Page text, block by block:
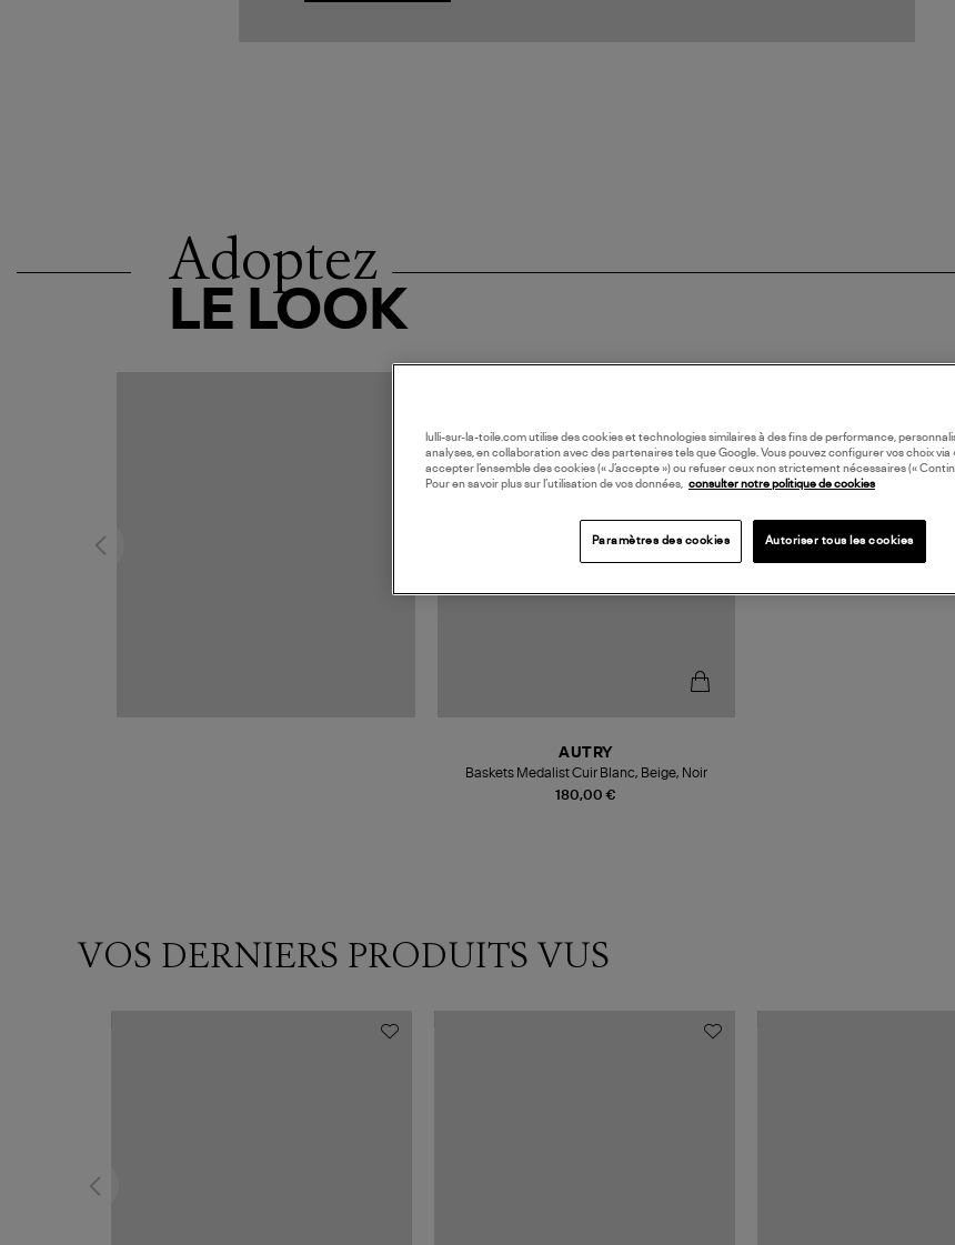
Adoptez
LE LOOK
180,00 €
AUTRY
Baskets Medalist Cuir Blanc, Beige, Noir
VOS DERNIERS PRODUITS VUS
lulli-sur-la-toile.com utilise des cookies et technologies similaires à des fins de performance,
analyses, en collaboration avec des partenaires tels que Google. Vous pouvez configurer vos choix via
accepter l’ensemble des cookies (« J’accepte ») ou refuser ceux non strictement nécessaires («
Pour en savoir plus sur l’utilisation de vos données, consulter notre politique de cookies
Paramètres des cookies Autoriser tous les cookies